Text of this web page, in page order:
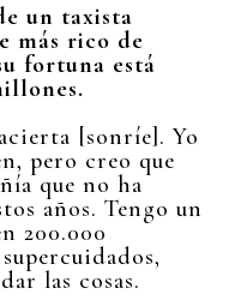
un taxista
más rico de
fortuna está
[sonríe]. Yo
pero creo que
que no ha
años. Tengo un
200.000
las cosas.